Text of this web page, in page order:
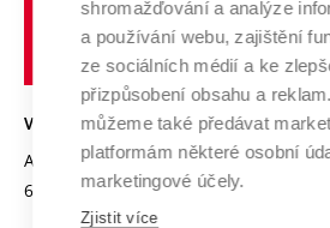
Transfer znalostí
Open Science
Projekty
Projekty ze strukturálních fondů
Specifický výzkum
Mezinárodní dohody
Univerzitní sítě
Udržitelná univerzita
Podnikavá univerzita / ContriBUTe
Bezpečná univerzita
Vyznamenání
Organizační struktura
VYSOKÉ UČENÍ TECHNICKÉ V BRNĚ
Antonínská 548/1
602 00 Brno
www.vut.cz
vut@vutbr.cz
shromažďování a analýze
a používání webu, zajištění
ze sociálních médií a ke
přizpůsobení obsahu a
můžeme také předávat
platformám některé osobní
marketingové účely.
Zjistit více